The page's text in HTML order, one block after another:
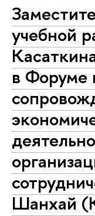
учебной
в Форуме
Шанхай